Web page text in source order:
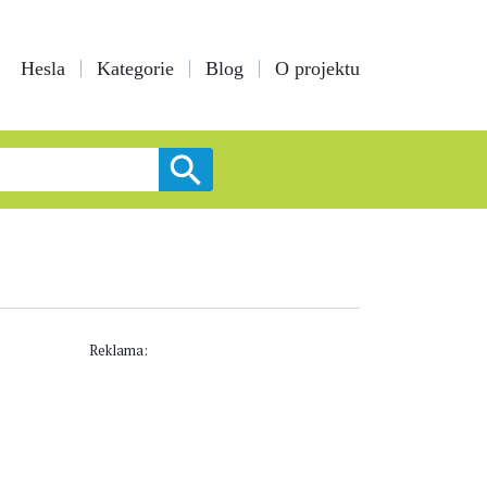
Hesla Kategorie Blog O projektu
Reklama: